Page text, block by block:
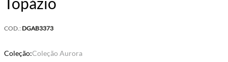
COD.: DGAB3373
Coleção:Coleção Aurora